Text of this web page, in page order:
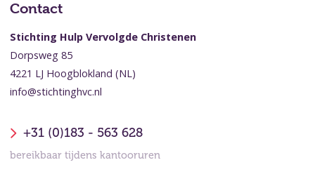
Contact
Stichting Hulp Vervolgde Christenen
Dorpsweg 85
4221 LJ Hoogblokland (NL)
info@stichtinghvc.nl
+31 (0)183 - 563 628
bereikbaar tijdens kantooruren